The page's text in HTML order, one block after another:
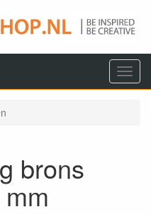
Menu
brons